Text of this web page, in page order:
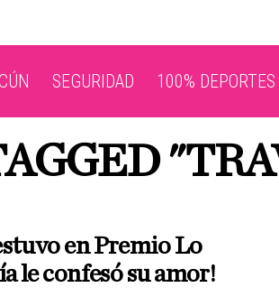
SEGURIDAD 100% DEPORTES
en Premio Lo
le confesó su amor!